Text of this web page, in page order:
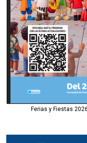
Ferias y Fiestas